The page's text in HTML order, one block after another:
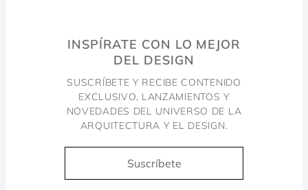
INSPÍRATE CON LO MEJOR
DEL DESIGN
SUSCRÍBETE Y RECIBE CONTENIDO
EXCLUSIVO, LANZAMIENTOS Y
NOVEDADES DEL UNIVERSO DE LA
ARQUITECTURA Y EL DESIGN.
Suscríbete